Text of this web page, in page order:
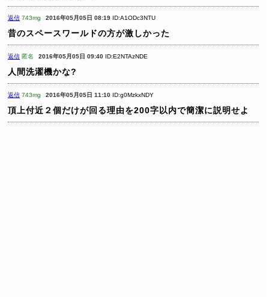
返信 743mg 2016年05月05日 08:19 ID:A1ODc3NTU
昔のスペースワールドの方が激しかった
返信 匿名 2016年05月05日 09:40 ID:E2NTAzNDE
人間洗濯機かな?
返信 743mg 2016年05月05日 11:10 ID:g0MzkxNDY
頂上付近２個だけが回る理由を200字以内で簡潔に説明せよ